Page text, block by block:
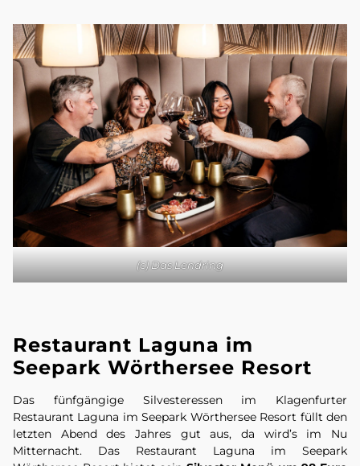
(c) Das Lendring
Restaurant Laguna im
Seepark Wörthersee Resort
Das fünfgängige Silvesteressen im Klagenfurter
Restaurant Laguna im Seepark Wörthersee Resort füllt den
letzten Abend des Jahres gut aus, da wird’s im Nu
Mitternacht. Das Restaurant Laguna im Seepark